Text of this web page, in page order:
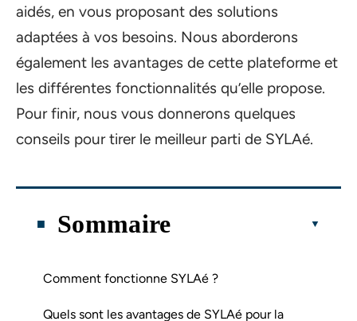
aidés, en vous proposant des solutions
adaptées à vos besoins. Nous aborderons
également les avantages de cette plateforme et
les différentes fonctionnalités qu’elle propose.
Pour finir, nous vous donnerons quelques
conseils pour tirer le meilleur parti de SYLAé.
Sommaire
Comment fonctionne SYLAé ?
Quels sont les avantages de SYLAé pour la